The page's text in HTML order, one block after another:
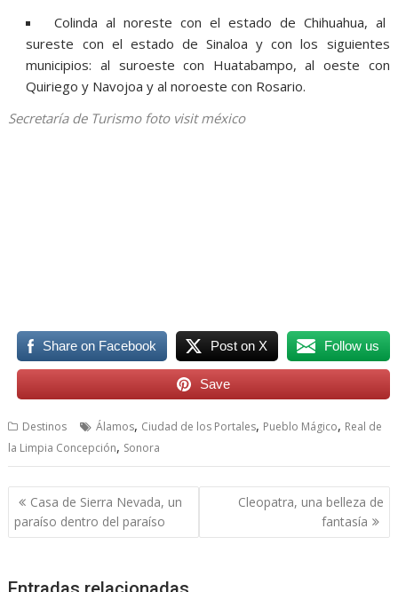
Colinda al noreste con el estado de Chihuahua, al
sureste con el estado de Sinaloa y con los siguientes
municipios: al suroeste con Huatabampo, al oeste con
Quiriego y Navojoa y al noroeste con Rosario.
Secretaría de Turismo foto visit méxico
Share on Facebook Post on X Follow us
Save
Destinos Álamos, Ciudad de los Portales, Pueblo Mágico, Real de
la Limpia Concepción, Sonora
Navegación
de
entradas
Casa de Sierra Nevada, un
paraíso dentro del paraíso
Cleopatra, una belleza de
fantasía